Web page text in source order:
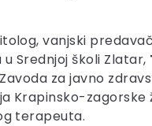
vanjski
Srednjoj školi Zlatar,
za javno
Krapinsko-
terapeuta.